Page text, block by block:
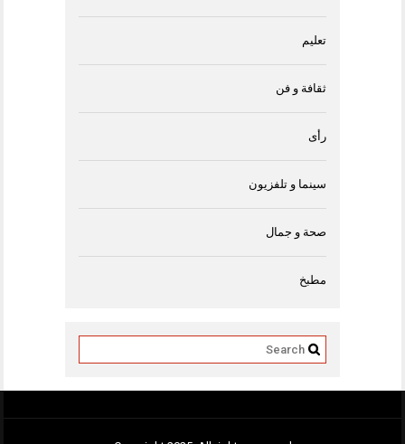
تعليم
ثقافة و فن
رأى
سينما و تلفزيون
صحة و جمال
مطبخ